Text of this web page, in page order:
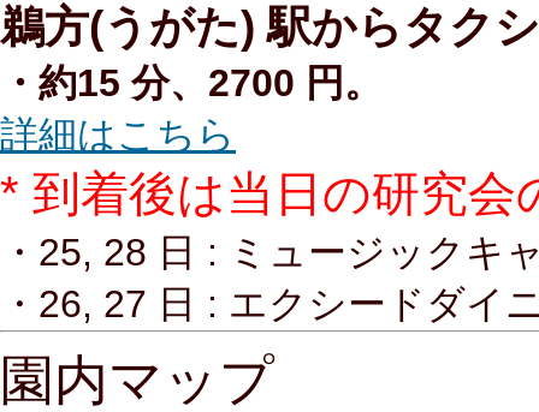
鵜方(うがた) 駅からタク
・約15 分、2700 円。
詳細はこちら
* 到着後は当日の研究
・25, 28 日 : ミュージックキ
・26, 27 日 : エクシードダイ
園内マップ